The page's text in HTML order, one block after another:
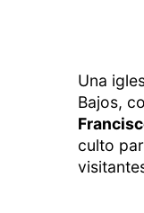
Una
Bajos,
culto